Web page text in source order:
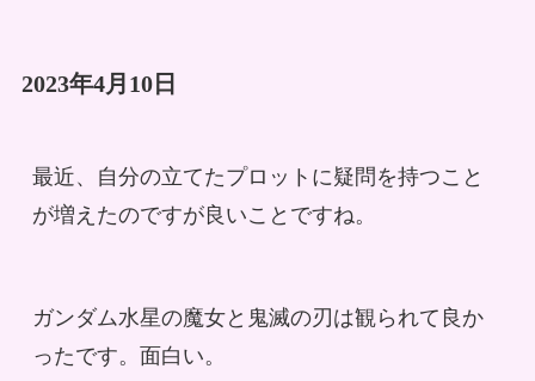
2023年4月10日
最近、自分の立てたプロットに疑問を持つこと
が増えたのですが良いことですね。
ガンダム水星の魔女と鬼滅の刃は観られて良か
ったです。面白い。